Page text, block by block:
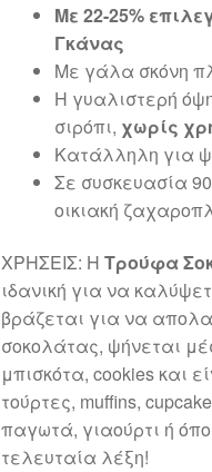
Με 22-25%
Γκάνας
Με γάλα σκόνη
Η γυαλιστερή
σιρόπι, χωρίς
Κατάλληλη για
Σε συσκευασία
οικιακή
ΧΡΗΣΕΙΣ: ΗΤρούφα
ιδανική για να
βράζεται για να
σοκολάτας, ψήνεται
μπισκότα, cookies και
τούρτες, muffins,
παγωτά, γιαούρτι ή
τελευταία λέξη!